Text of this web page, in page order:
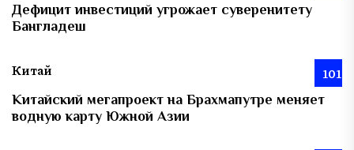
Дефицит инвестиций угрожает суверенитету
Бангладеш
Китай 101
Китайский мегапроект на Брахмапутре меняет
водную карту Южной Азии